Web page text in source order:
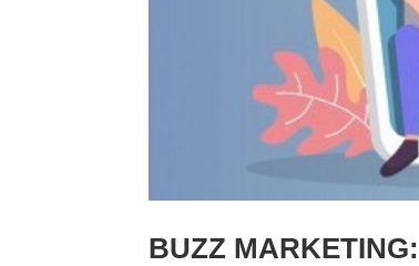
BUZZ